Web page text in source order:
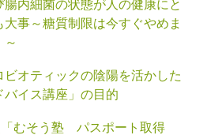
腸内細菌の状態が人の健康にと
大事～糖質制限は今すぐやめま
～
ビオティックの陰陽を活かした
バイス講座」の目的
むそう塾 パスポート取得